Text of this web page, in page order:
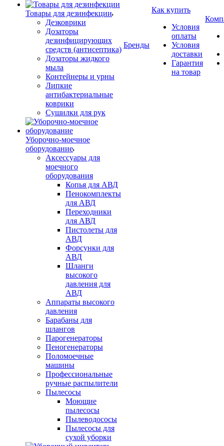
Товары для дезинфекции
Дезковрики
Дозаторы
дезинфицирующих
средств (антисептика)
Дозаторы жидкого
мыла
Контейнеры и урны
Липкие
антибактериальные
коврики
Сушилки для рук
Уборочно-моечное
оборудование
Аксессуары для
моечного
оборудования
Копья для АВД
Пенокомплекты
для АВД
Переходники
для АВД
Пистолеты для
АВД
Форсунки для
АВД
Шланги
высокого
давления для
АВД
Аппараты высокого
давления
Барабаны для
шлангов
Парогенераторы
Пеногенераторы
Поломоечные
машины
Профессиональные
ручные распылители
Пылесосы
Моющие
пылесосы
Пылеводососы
Пылесосы для
сухой уборки
Бренды
Как купить
Условия
оплаты
Условия
доставки
Гарантия
на товар